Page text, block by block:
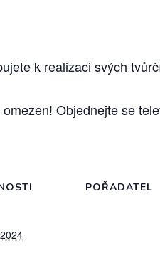
k realizaci svých
Objednejte se
POŘADATEL